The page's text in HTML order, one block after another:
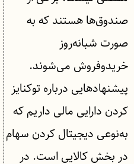
صندوق‌ها هستند که به
صورت شبانه‌روز
خریدوفروش می‌شوند.
پیشنهادهایی درباره توکنایز
کردن دارایی مالی داریم که
به‌نوعی دیجیتال کردن سهام
در بخش کالایی است. در